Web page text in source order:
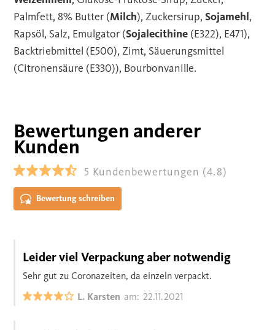
Palmfett, 8% Butter (Milch), Zuckersirup, Sojamehl,
Rapsöl, Salz, Emulgator (Sojalecithine (E322), E471),
Backtriebmittel (E500), Zimt, Säuerungsmittel
(Citronensäure (E330)), Bourbonvanille.
Bewertungen anderer
Kunden
5 Kundenbewertungen (4.8)
Bewertung schreiben
L. Karsten am: 22.11.2021
Leider viel Verpackung aber notwendig
Sehr gut zu Coronazeiten, da einzeln verpackt.